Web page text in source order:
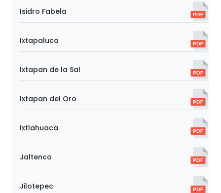
Isidro Fabela
Ixtapaluca
Ixtapan de la Sal
Ixtapan del Oro
Ixtlahuaca
Jaltenco
Jilotepec